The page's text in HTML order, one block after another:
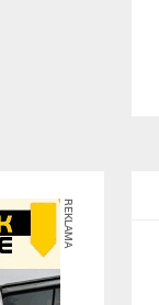
REKLAMA